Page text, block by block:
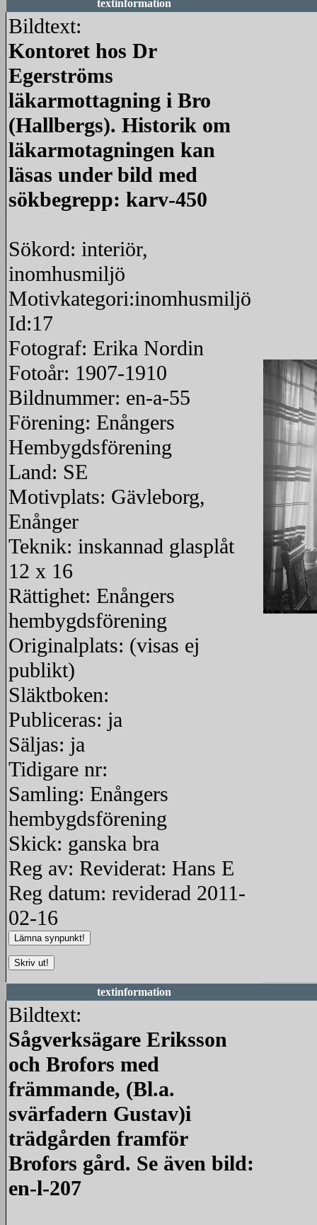
textinformation
Bildtext:
Kontoret hos Dr
Egerströms
läkarmottagning i Bro
(Hallbergs). Historik om
läkarmotagningen kan
läsas under bild med
sökbegrepp: karv-450
Sökord: interiör,
inomhusmiljö
Motivkategori:inomhusmiljö
Id:17
Fotograf: Erika Nordin
Fotoår: 1907-1910
Bildnummer: en-a-55
Förening: Enångers
Hembygdsförening
Land: SE
Motivplats: Gävleborg,
Enånger
Teknik: inskannad glasplåt
12 x 16
Rättighet: Enångers
hembygdsförening
Originalplats: (visas ej
publikt)
Släktboken:
Publiceras: ja
Säljas: ja
Tidigare nr:
Samling: Enångers
hembygdsförening
Skick: ganska bra
Reg av: Reviderat: Hans E
Reg datum: reviderad 2011-
02-16
textinformation
Bildtext:
Sågverksägare Eriksson
och Brofors med
främmande, (Bl.a.
svärfadern Gustav)i
trädgården framför
Brofors gård. Se även bild:
en-l-207